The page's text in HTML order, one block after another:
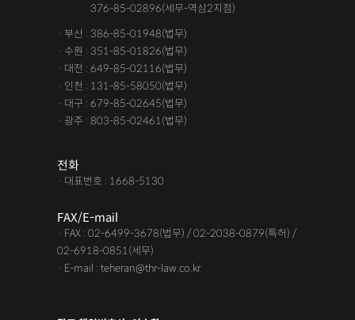
376-85-02896(세무-역삼2지점)
· 부산 : 386-85-01948(법무)
· 수원 : 351-85-01826(법무)
· 대전 : 649-85-02116(법무)
· 인천 : 131-85-58050(법무)
· 대구 : 679-85-02645(법무)
· 광주 : 803-85-02461(법무)
전화
· 대표번호 : 1668-5130
FAX/E-mail
· FAX : 02-6499-3678(법무) / 02-2038-0879(특허) /
02-6918-0851(세무)
· E-mail : teheran@thr-law.co.kr